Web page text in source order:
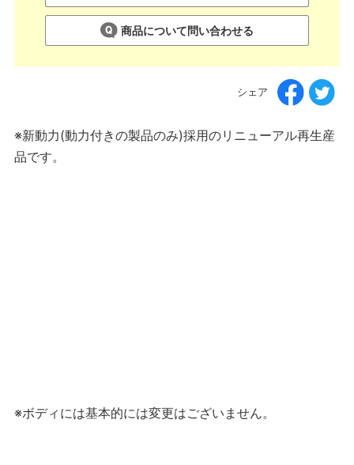
商品について問い合わせる
シェア
※新動力(動力付きの製品のみ)採用のリニューアル再生産
品です。
※ボディには基本的には変更はございません。